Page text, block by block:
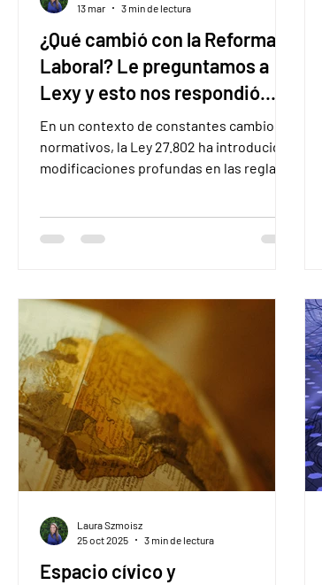
¿Qué cambió con la Reforma
Laboral? Le preguntamos a
Lexy y esto nos respondió...
En un contexto de constantes cambios
normativos, la Ley 27.802 ha introducido
modificaciones profundas en las reglas
medidas, decidimos consultar a Lexy ,
compartimos la explicación detallada que
nos brindó sobre los pilares de esta
reforma: " La reforma establece cuatro
ejes principales con cambios técnicos y
operativos, resumi
13 mar
3 min de lectura
Espacio cívico y
Laura Szmoisz
25 oct 2025
3 min de lectura